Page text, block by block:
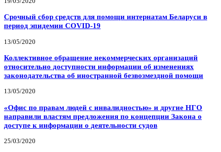
Срочный сбор средств для помощи интернатам Беларуси в
период эпидемии COVID-19
13/05/2020
Коллективное обращение некоммерческих организаций
относительно доступности информации об изменениях
законодательства об иностранной безвозмездной помощи
13/05/2020
«Офис по правам людей с инвалидностью» и другие НГО
направили властям предложения по концепции Закона о
доступе к информации о деятельности судов
25/03/2020